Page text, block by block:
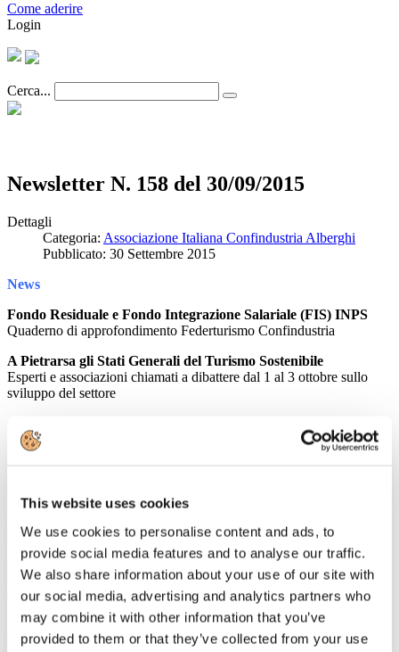
This website uses cookies
We use cookies to personalise content and ads, to
provide social media features and to analyse our traffic.
We also share information about your use of our site with
our social media, advertising and analytics partners who
may combine it with other information that you’ve
provided to them or that they’ve collected from your use
Come aderire
Login
Cerca...
Newsletter N. 158 del 30/09/2015
Dettagli
Categoria: Associazione Italiana Confindustria Alberghi
Pubblicato: 30 Settembre 2015
News
Fondo Residuale e Fondo Integrazione Salariale (FIS) INPS
Quaderno di approfondimento Federturismo Confindustria
A Pietrarsa gli Stati Generali del Turismo Sostenibile
Esperti e associazioni chiamati a dibattere dal 1 al 3 ottobre sullo
sviluppo del settore
LA DISCIPLINA DEI RIPOSI GIORNALIERI DELLA
LAVORATRICE MADRE
23/2015 relativa alla corretta interpretazione dell'art. 39, D.Lgs. n.
lavoratrice madre durante il primo anno di vita
SKYPE: IL DATORE DI LAVORO NON PUÒ SPIARE LE
CONVERSAZIONI DEI DIPENDENTI
Garante Privacy: il datore di lavoro non può spiare le conversazioni
Skype del dipendente
Rassegna Stampa